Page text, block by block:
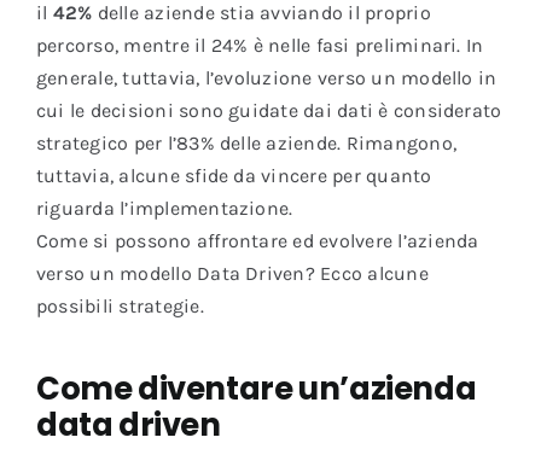
il 42% delle aziende stia avviando il proprio
percorso, mentre il 24% è nelle fasi preliminari. In
generale, tuttavia, l’evoluzione verso un modello in
cui le decisioni sono guidate dai dati è considerato
strategico per l’83% delle aziende. Rimangono,
tuttavia, alcune sfide da vincere per quanto
riguarda l’implementazione.
Come si possono affrontare ed evolvere l’azienda
verso un modello Data Driven? Ecco alcune
possibili strategie.
Come diventare un’azienda
data driven